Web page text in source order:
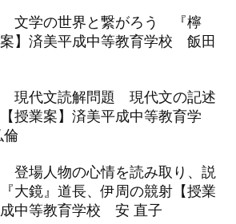
学の世界と繋がろう 『檸
】済美平成中等教育学校 飯田
代文読解問題 現代文の記述
授業案】済美平成中等教育学
場人物の心情を読み取り、説
大鏡』道長、伊周の競射【授業
中等教育学校 安 直子